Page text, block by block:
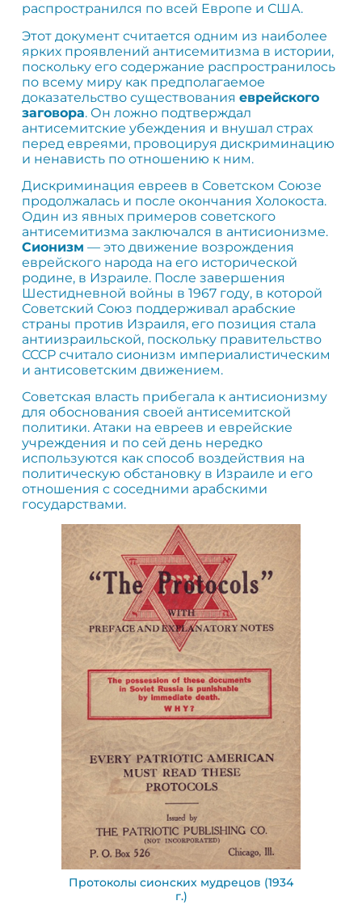
Протоколы сионских мудрецов (1934
г.)
распространился по всей Европе и США.
Этот документ считается одним из наиболее
ярких проявлений антисемитизма в истории,
поскольку его содержание распространилось
по всему миру как предполагаемое
доказательство существования еврейского
заговора. Он ложно подтверждал
антисемитские убеждения и внушал страх
перед евреями, провоцируя дискриминацию
и ненависть по отношению к ним.
Дискриминация евреев в Советском Союзе
продолжалась и после окончания Холокоста.
Один из явных примеров советского
антисемитизма заключался в антисионизме.
Сионизм — это движение возрождения
еврейского народа на его исторической
родине, в Израиле. После завершения
Шестидневной войны в 1967 году, в которой
Советский Союз поддерживал арабские
страны против Израиля, его позиция стала
антиизраильской, поскольку правительство
СССР считало сионизм империалистическим
и антисоветским движением.
Советская власть прибегала к антисионизму
для обоснования своей антисемитской
политики. Атаки на евреев и еврейские
учреждения и по сей день нередко
используются как способ воздействия на
политическую обстановку в Израиле и его
отношения с соседними арабскими
государствами.